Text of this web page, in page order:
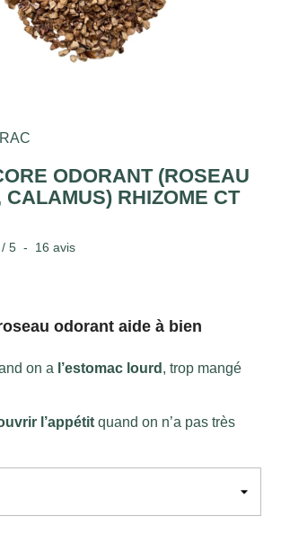
ODORANT (ROSEAU
CALAMUS) RHIZOME CT
/ 5 - 16avis
odorant aide à bien
on a l’estomac lourd , trop mangé
l’appétit quand on n’a pas très